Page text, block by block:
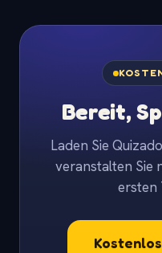
Bereit,
Laden Sie
veranstalten Sie
ersten